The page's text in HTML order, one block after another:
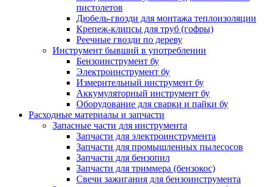
пистолетов
Дюбель-гвозди для монтажа теплоизоляции
Крепеж-клипсы для труб (гофры)
Реечные гвозди по дереву
Инструмент бывший в употреблении
Бензоинструмент бу
Электроинструмент бу
Измерительный инструмент бу
Аккумуляторный инструмент бу
Оборудование для сварки и пайки бу
Расходные материалы и запчасти
Запасные части для инструмента
Запчасти для электроинструмента
Запчасти для промышленных пылесосов
Запчасти для бензопил
Запчасти для триммера (бензокос)
Свечи зажигания для бензоинструмента